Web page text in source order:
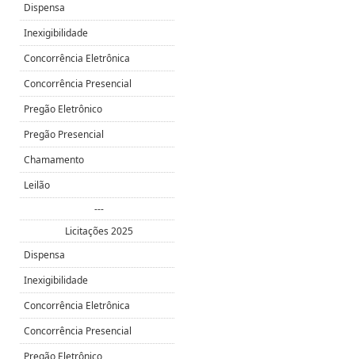
Dispensa
Inexigibilidade
Concorrência Eletrônica
Concorrência Presencial
Pregão Eletrônico
Pregão Presencial
Chamamento
Leilão
---
Licitações 2025
Dispensa
Inexigibilidade
Concorrência Eletrônica
Concorrência Presencial
Pregão Eletrônico